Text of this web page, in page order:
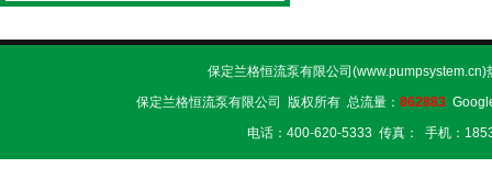
下载！
市，智控每一滴！
保定兰格恒流泵有限公司(www.pumpsystem.cn)
保定兰格恒流泵有限公司 版权所有 总流量： 862883
电话：400-620-5333 传真： 手机：